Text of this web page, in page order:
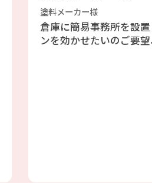
塗料メーカー様
倉庫に簡易事務所を設
ンを効かせたいのご要